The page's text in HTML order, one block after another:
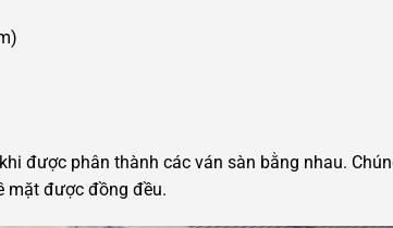
được phân thành các ván sàn bằng nhau.
mặt được đồng đều.